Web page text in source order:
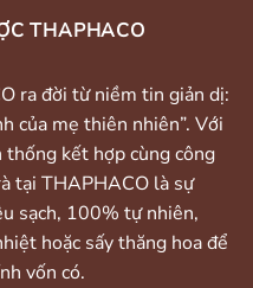
THAPHACO
ra đời từ niềm tin giản dị:
của mẹ thiên nhiên”. Với
kết hợp cùng công
tại THAPHACO là sự
sạch, 100% tự nhiên,
hoặc sấy thăng hoa để
vốn có.